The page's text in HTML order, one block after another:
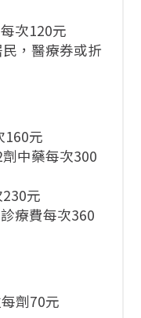
次120元
，醫療券或折
160元
中藥每次300
元
療費每次360
劑70元